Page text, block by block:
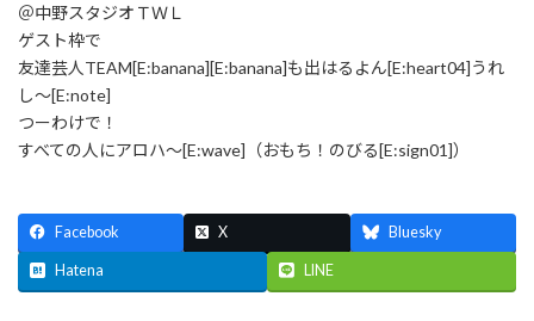
＠中野スタジオＴＷＬ
ゲスト枠で
友達芸人TEAM[E:banana][E:banana]も出はるよん[E:heart04]うれ
し～[E:note]
つーわけで！
すべての人にアロハ～[E:wave]（おもち！のびる[E:sign01]）
Facebook X Bluesky
Hatena LINE